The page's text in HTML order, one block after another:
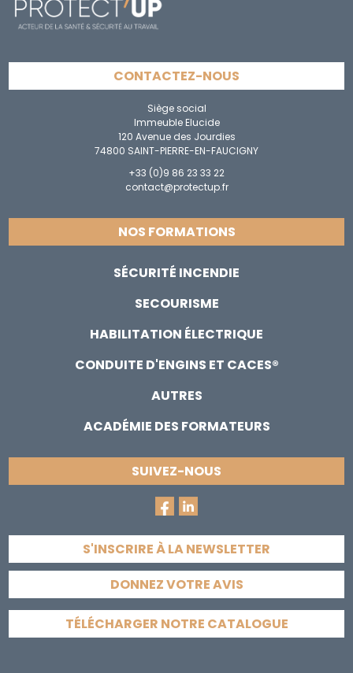
CONTACTEZ-NOUS
Siège social
Immeuble Elucide
120 Avenue des Jourdies
74800 SAINT-PIERRE-EN-FAUCIGNY
+33 (0)9 86 23 33 22
contact@protectup.fr
NOS FORMATIONS
SÉCURITÉ INCENDIE
SECOURISME
HABILITATION ÉLECTRIQUE
CONDUITE D'ENGINS ET CACES®
AUTRES
ACADÉMIE DES FORMATEURS
SUIVEZ-NOUS
S'INSCRIRE À LA NEWSLETTER
DONNEZ VOTRE AVIS
TÉLÉCHARGER NOTRE CATALOGUE